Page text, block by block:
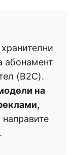
абонамент
(B2C).
на
направите